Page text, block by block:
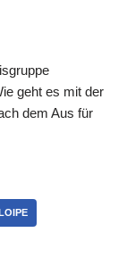
geht es mit der
dem Aus für